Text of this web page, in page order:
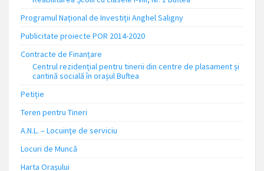
Programul Național de Investiții Anghel Saligny
Publicitate proiecte POR 2014-2020
Contracte de Finanțare
Centrul rezidențial pentru tinerii din centre de plasament și
cantină socială în orașul Buftea
Petiție
Teren pentru Tineri
A.N.L. – Locuinţe de serviciu
Locuri de Muncă
Harta Orașului